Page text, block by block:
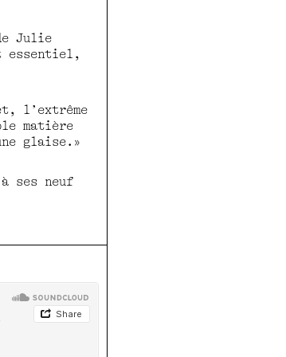
Julie
l’extrême
matière
glaise.»
ses neuf